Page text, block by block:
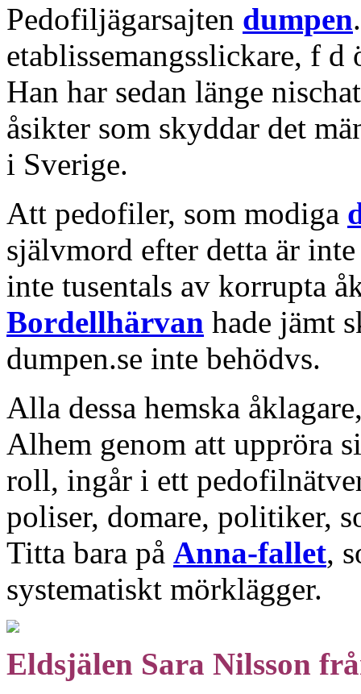
Pedofiljägarsajten dumpen
etablissemangsslickare, f
Han har sedan länge
åsikter som skyddar det
i Sverige.
Att pedofiler, som modiga
självmord efter detta är
inte tusentals av korrupta
Bordellhärvan hade jämt
dumpen.se inte behödvs.
Alla dessa hemska
Alhem genom att uppröra
roll, ingår i ett
poliser, domare, politiker,
Titta bara på Anna-fallet,
systematiskt mörklägger.
Eldsjälen Sara Nilsson